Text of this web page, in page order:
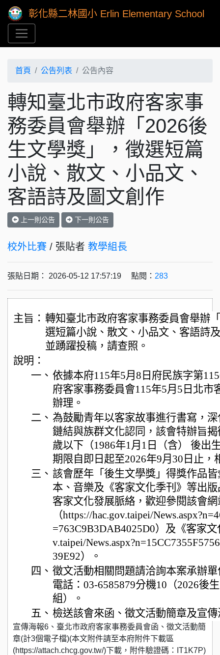
彰化縣二林國小 Erlin Elementary School
首頁 公告列表 公告內容
轉知臺北市政府客家事
務委員會舉辦「2026後
生文學獎」，徵選短篇
小說、散文、小品文、
客語詩及圖文創作
上一則公告 下一則公告
校外比賽 / 張貼者 教學組長
張貼日期： 2026-05-12 17:57:19 點閱： 283
主旨： 轉知臺北市政府客家事務委員會舉辦
選短篇小說、散文、小品文、客語詩
並踴躍投稿，請查照。
說明：
一、 依據本府115年5月8日府民族字第
府客家事務委員會115年5月5日北市
辦理。
二、 為鼓勵青年以客家故事進行書寫，
鏈結與族群文化認同，該會特辦旨
歲以下（1986年1月1日（含） 後出
期限自即日起至2026年9月30日止，
三、 該會歷年「後生文學獎」得獎作品
本、音樂及《客家文化季刊》等出
客家文化發展脈絡，歡迎參閱該會
（https://hac.gov.taipei/
=763C9B3DAB4025D0）及《客家
v.taipei/
39E92）。
四、 徵文活動相關問題請洽詢本案承辦
電話：03-6585879分機10（2026後
組）。
五、 檢送該會來函、徵文活動簡章及宣
宣傳海報6、臺北市政府客家事務委員會函、徵文活動簡
章(計3個電子檔)(本文附件請至本府附件下載區
(https://attach.chcg.gov.tw/)下載，附件驗證碼：IT1K7P)